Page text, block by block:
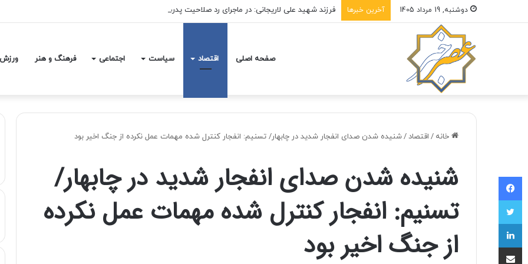
دوشنبه, 19 مرداد 1405 آخرین خبرها
صفحه اصلی اقتصاد سیاست اجتماعی فرهنگ و هنر ورزش
خانه / اقتصاد/شنیده شدن صدای انفجار شدید در چابهار/ تسنیم: انفجار کنترل شده مهمات عمل نکرده از جنگ اخیر بود
شنیده شدن صدای انفجار شدید در چابهار/
تسنیم: انفجار کنترل شده مهمات عمل نکرده
از جنگ اخیر بود